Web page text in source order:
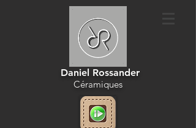
Daniel Rossander
Céramiques